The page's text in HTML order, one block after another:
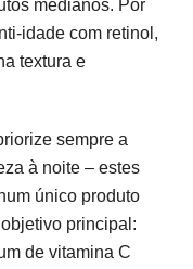
medianos. Por
idade com retinol,
textura e
sempre a
à noite – estes
único produto
principal:
de vitamina C